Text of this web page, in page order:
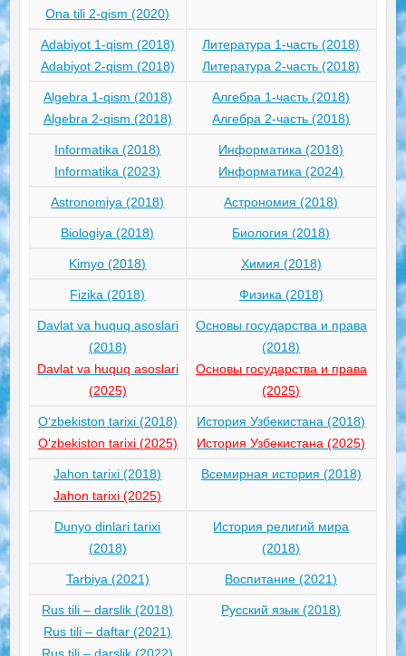
Ona tili 2-qism (2020)
Adabiyot 1-qism (2018)
Adabiyot 2-qism (2018)
Литература 1-часть (2018)
Литература 2-часть (2018)
Algebra 1-qism (2018)
Algebra 2-qism (2018)
Алгебра 1-часть (2018)
Алгебра 2-часть (2018)
Informatika (2018)
Informatika (2023)
Информатика (2018)
Информатика (2024)
Astronomiya (2018) Астрономия (2018)
Biologiya (2018) Биология (2018)
Kimyo (2018) Химия (2018)
Fizika (2018) Физика (2018)
Davlat va huquq asoslari
(2018)
Davlat va huquq asoslari
(2025)
Основы государства и права
(2018)
Основы государства и права
(2025)
O‘zbekiston tarixi (2018)
O‘zbekiston tarixi (2025)
История Узбекистана (2018)
История Узбекистана (2025)
Jahon tarixi (2018)
Jahon tarixi (2025)
Всемирная история (2018)
Dunyo dinlari tarixi
(2018)
История религий мира
(2018)
Tarbiya (2021) Воспитание (2021)
Rus tili – darslik (2018)
Rus tili – daftar (2021)
Русский язык (2018)